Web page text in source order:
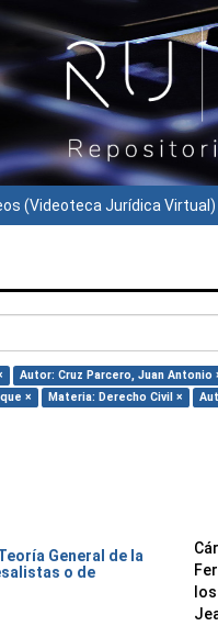
(Videoteca Jurídica Virtual)
Autor: Cruz Parcero, Juan Antonio
× Materia: Derecho Civil ×
General de la
o de